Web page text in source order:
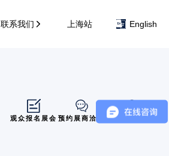
联系我们 上海站 English
观众报名展会 预约展商洽谈 展商展位导览